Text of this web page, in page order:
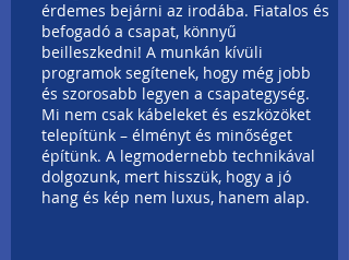
érdemes bejárni az irodába. Fiatalos és
befogadó a csapat, könnyű
beilleszkedni! A munkán kívüli
programok segítenek, hogy még jobb
és szorosabb legyen a csapategység.
Mi nem csak kábeleket és eszközöket
telepítünk – élményt és minőséget
építünk. A legmodernebb technikával
dolgozunk, mert hisszük, hogy a jó
hang és kép nem luxus, hanem alap.